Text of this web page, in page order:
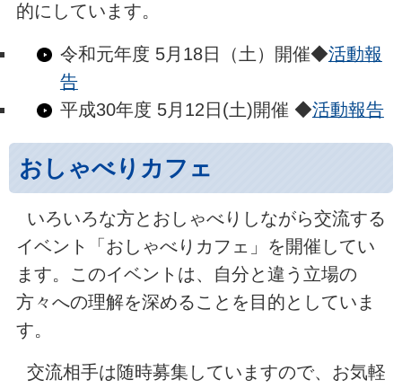
的にしています。
令和元年度 5月18日（土）開催◆活動報
告
平成30年度 5月12日(土)開催 ◆活動報告
おしゃべりカフェ
いろいろな方とおしゃべりしながら交流する
イベント「おしゃべりカフェ」を開催してい
ます。このイベントは、自分と違う立場の
方々への理解を深めることを目的としていま
す。
交流相手は随時募集していますので、お気軽